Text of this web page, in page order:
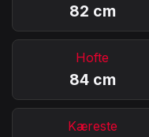
82 cm
Hofte
84 cm
Kæreste